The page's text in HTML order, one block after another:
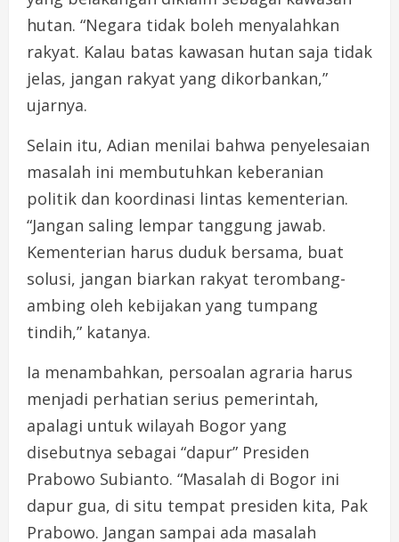
hutan. “Negara tidak boleh menyalahkan
rakyat. Kalau batas kawasan hutan saja tidak
jelas, jangan rakyat yang dikorbankan,”
ujarnya.
Selain itu, Adian menilai bahwa penyelesaian
masalah ini membutuhkan keberanian
politik dan koordinasi lintas kementerian.
“Jangan saling lempar tanggung jawab.
Kementerian harus duduk bersama, buat
solusi, jangan biarkan rakyat terombang-
ambing oleh kebijakan yang tumpang
tindih,” katanya.
Ia menambahkan, persoalan agraria harus
menjadi perhatian serius pemerintah,
apalagi untuk wilayah Bogor yang
disebutnya sebagai “dapur” Presiden
Prabowo Subianto. “Masalah di Bogor ini
dapur gua, di situ tempat presiden kita, Pak
Prabowo. Jangan sampai ada masalah